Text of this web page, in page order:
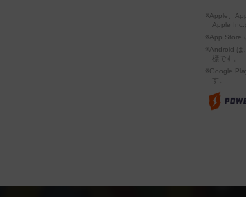
※Apple、
Apple Inc.
※App Store
※Android は
標です。
※Google
す。